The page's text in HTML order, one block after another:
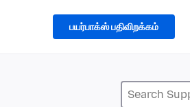
பயர்பாக்ஸ் பதிவிறக்கம்